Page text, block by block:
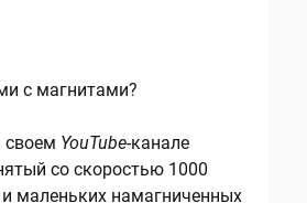
с магнитами?
своем YouTube-канале
со скоростью 1000
маленьких намагниченных